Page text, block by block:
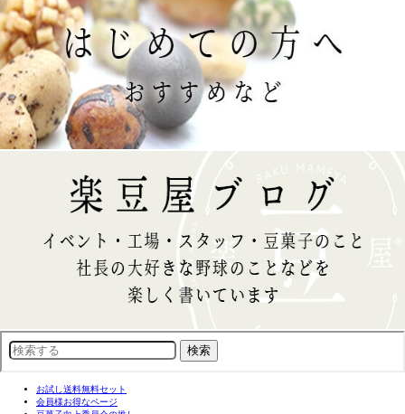
お試し送料無料セット
会員様お得なページ